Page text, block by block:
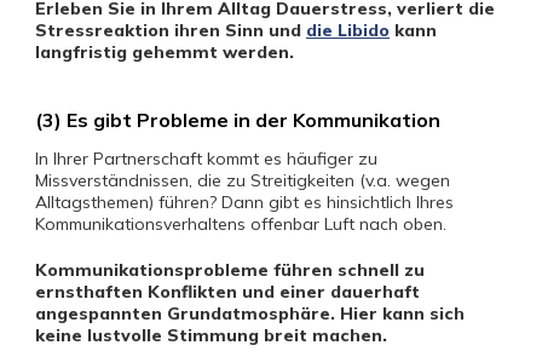
Erleben Sie in Ihrem Alltag Dauerstress, verliert die
Stressreaktion ihren Sinn und die Libido kann
langfristig gehemmt werden.
(3) Es gibt Probleme in der Kommunikation
In Ihrer Partnerschaft kommt es häufiger zu
Missverständnissen, die zu Streitigkeiten (v.a. wegen
Alltagsthemen) führen? Dann gibt es hinsichtlich Ihres
Kommunikationsverhaltens offenbar Luft nach oben.
Kommunikationsprobleme führen schnell zu
ernsthaften Konflikten und einer dauerhaft
angespannten Grundatmosphäre. Hier kann sich
keine lustvolle Stimmung breit machen.